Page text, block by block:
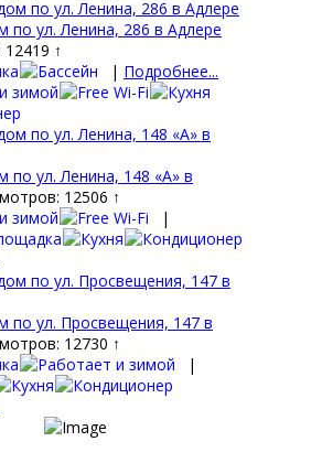
по ул. Ленина, 286 в Адлере
↑
| Подробнее...
по ул. Ленина, 148 «А» в
12506 ↑
|
по ул. Просвещения, 147 в
12730 ↑
|